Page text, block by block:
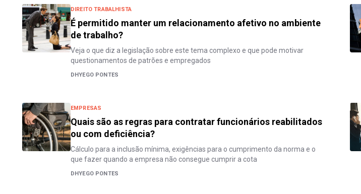
DIREITO TRABALHISTA
É permitido manter um relacionamento afetivo no ambiente
de trabalho?
Veja o que diz a legislação sobre este tema complexo e que pode motivar
questionamentos de patrões e empregados
DHYEGO PONTES
EMPRESAS
Quais são as regras para contratar funcionários reabilitados
ou com deficiência?
Cálculo para a inclusão mínima, exigências para o cumprimento da norma e o
que fazer quando a empresa não consegue cumprir a cota
DHYEGO PONTES